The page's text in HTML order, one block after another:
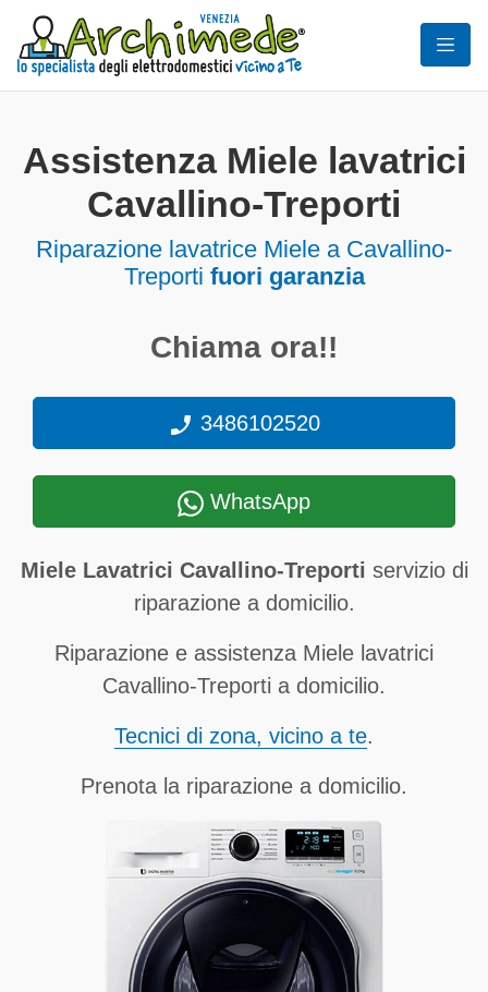
Assistenza Miele lavatrici
Cavallino-Treporti
Riparazione lavatrice Miele a Cavallino-
Treporti fuori garanzia
Chiama ora!!
3486102520
WhatsApp
Miele Lavatrici Cavallino-Treporti servizio di
riparazione a domicilio.
Riparazione e assistenza Miele lavatrici
Cavallino-Treporti a domicilio.
Tecnici di zona, vicino a te.
Prenota la riparazione a domicilio.